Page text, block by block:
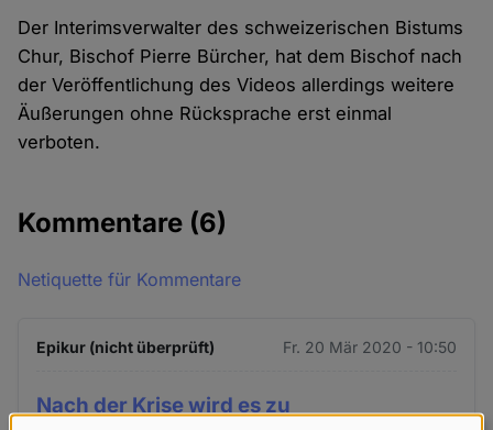
Der Interimsverwalter des schweizerischen Bistums
Chur, Bischof Pierre Bürcher, hat dem Bischof nach
der Veröffentlichung des Videos allerdings weitere
Äußerungen ohne Rücksprache erst einmal
verboten.
Kommentare (6)
Netiquette für Kommentare
Epikur (nicht überprüft) Fr. 20 Mär 2020 - 10:50
Nach der Krise wird es zu